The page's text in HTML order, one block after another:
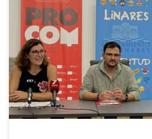
La Cámara de Comercio de Linares
de la 4ª edición del Programa
facilitar el emprendimiento y la
comercio. Hoy en la Casa de la
Jornada Informativa del[Leer más]